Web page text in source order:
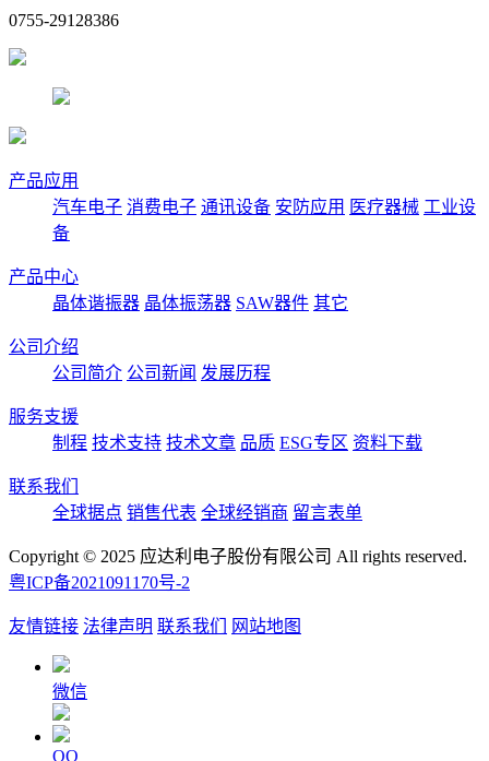
0755-29128386
产品应用
汽车电子 消费电子 通讯设备 安防应用 医疗器械 工业设
备
产品中心
晶体谐振器 晶体振荡器 SAW器件 其它
公司介绍
公司简介 公司新闻 发展历程
服务支援
制程 技术支持 技术文章 品质 ESG专区 资料下载
联系我们
全球据点 销售代表 全球经销商 留言表单
Copyright © 2025 应达利电子股份有限公司 All rights reserved.
粤ICP备2021091170号-2
友情链接 法律声明 联系我们 网站地图
微信
QQ